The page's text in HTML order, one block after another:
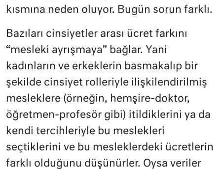
kısmına neden oluyor. Bugün sorun farklı.
Bazıları cinsiyetler arası ücret farkını
“mesleki ayrışmaya” bağlar. Yani
kadınların ve erkeklerin basmakalıp bir
şekilde cinsiyet rolleriyle ilişkilendirilmiş
mesleklere (örneğin, hemşire-doktor,
öğretmen-profesör gibi) itildiklerini ya da
kendi tercihleriyle bu meslekleri
seçtiklerini ve bu mesleklerdeki ücretlerin
farklı olduğunu düşünürler. Oysa veriler